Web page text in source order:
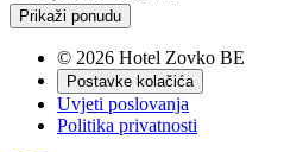
Prikaži ponudu
© 2026 Hotel Zovko BE
Postavke kolačića
Uvjeti poslovanja
Politika privatnosti